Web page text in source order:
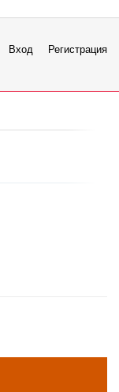
Вход Регистрация